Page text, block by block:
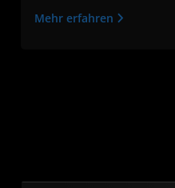
Mehr erfahren